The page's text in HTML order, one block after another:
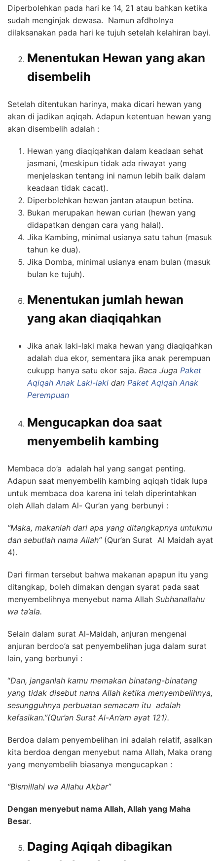
Diperbolehkan pada hari ke 14, 21 atau bahkan ketika
sudah menginjak dewasa. Namun afdholnya
dilaksanakan pada hari ke tujuh setelah kelahiran bayi.
Menentukan Hewan yang akan
disembelih
Setelah ditentukan harinya, maka dicari hewan yang
akan di jadikan aqiqah. Adapun ketentuan hewan yang
akan disembelih adalah :
Hewan yang diaqiqahkan dalam keadaan sehat
jasmani, (meskipun tidak ada riwayat yang
menjelaskan tentang ini namun lebih baik dalam
keadaan tidak cacat).
Diperbolehkan hewan jantan ataupun betina.
Bukan merupakan hewan curian (hewan yang
didapatkan dengan cara yang halal).
Jika Kambing, minimal usianya satu tahun (masuk
tahun ke dua).
Jika Domba, minimal usianya enam bulan (masuk
bulan ke tujuh).
Menentukan jumlah hewan
yang akan diaqiqahkan
Jika anak laki-laki maka hewan yang diaqiqahkan
adalah dua ekor, sementara jika anak perempuan
cukupp hanya satu ekor saja. Baca Juga Paket
Aqiqah Anak Laki-laki dan Paket Aqiqah Anak
Perempuan
Mengucapkan doa saat
menyembelih kambing
Membaca do’a adalah hal yang sangat penting.
Adapun saat menyembelih kambing aqiqah tidak lupa
untuk membaca doa karena ini telah diperintahkan
oleh Allah dalam Al- Qur’an yang berbunyi :
“Maka, makanlah dari apa yang ditangkapnya untukmu
dan sebutlah nama Allah”(Qur’an Surat Al Maidah ayat
4).
Dari firman tersebut bahwa makanan apapun itu yang
ditangkap, boleh dimakan dengan syarat pada saat
menyembelihnya menyebut nama Allah Subhanallahu
wa ta’ala.
Selain dalam surat Al-Maidah, anjuran mengenai
anjuran berdoo’a sat penyembelihan juga dalam surat
lain, yang berbunyi :
“Dan, janganlah kamu memakan binatang-binatang
yang tidak disebut nama Allah ketika menyembelihnya,
sesungguhnya perbuatan semacam itu adalah
kefasikan.”(Qur’an Surat Al-An’am ayat 121).
Berdoa dalam penyembelihan ini adalah relatif, asalkan
kita berdoa dengan menyebut nama Allah, Maka orang
yang menyembelih biasanya mengucapkan :
“Bismillahi wa Allahu Akbar”
Dengan menyebut nama Allah, Allah yang Maha
Besar.
Daging Aqiqah dibagikan